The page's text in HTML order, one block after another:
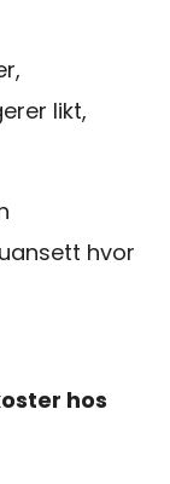
likt,
hvor
hos